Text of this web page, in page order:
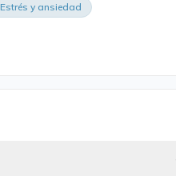
Estrés y ansiedad